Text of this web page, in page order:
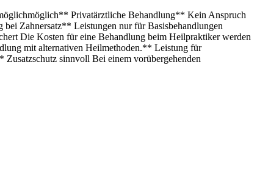
Privatärztliche Behandlung** Kein Anspruch
Zahnersatz** Leistungen nur für Basisbehandlungen
Die Kosten für eine Behandlung beim Heilpraktiker werden
mit alternativen Heilmethoden.** Leistung für
sinnvoll Bei einem vorübergehenden